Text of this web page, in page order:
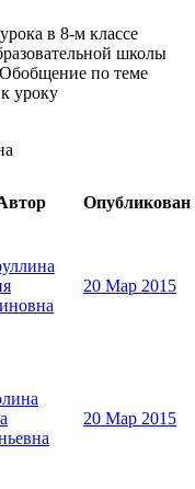
в 8-м классе
школы
по теме
уроку
Опубликован
20 Мар 2015
20 Мар 2015